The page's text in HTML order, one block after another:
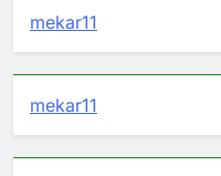
mekar11
mekar11